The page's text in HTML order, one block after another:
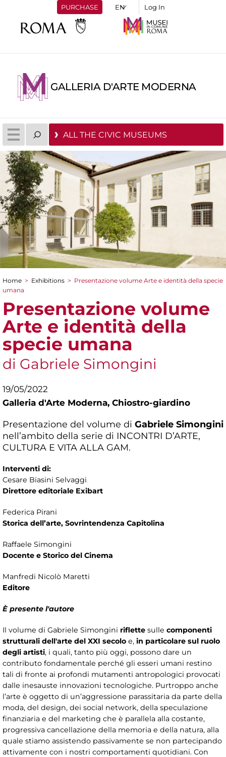
PURCHASE Log In
GALLERIA D'ARTE MODERNA
ALL THE CIVIC MUSEUMS
You are here
Home > Exhibitions > Presentazione volume Arte e identità della specie
umana
Presentazione volume
Arte e identità della
specie umana
di Gabriele Simongini
19/05/2022
Galleria d'Arte Moderna, Chiostro-giardino
Presentazione del volume di Gabriele Simongini
nell’ambito della serie di INCONTRI D’ARTE,
CULTURA E VITA ALLA GAM.
Interventi di:
Cesare Biasini Selvaggi
Direttore editoriale Exibart
Federica Pirani
Storica dell’arte, Sovrintendenza Capitolina
Raffaele Simongini
Docente e Storico del Cinema
Manfredi Nicolò Maretti
Editore
È presente l'autore
Il volume di Gabriele Simongini riflette sulle componenti
strutturali dell'arte del XXI secolo e, in particolare sul ruolo
degli artisti, i quali, tanto più oggi, possono dare un
contributo fondamentale perché gli esseri umani restino
tali di fronte ai profondi mutamenti antropologici provocati
dalle inesauste innovazioni tecnologiche. Purtroppo anche
l’arte è oggetto di un’aggressione parassitaria da parte della
moda, del design, dei social network, della speculazione
finanziaria e del marketing che è parallela alla costante,
progressiva cancellazione della memoria e della natura, alla
quale stiamo assistendo passivamente se non partecipando
attivamente con i nostri comportamenti quotidiani. Con